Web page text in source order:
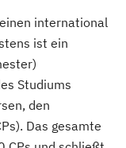
Online
international
ist ein
Studiums
den
Das gesamte